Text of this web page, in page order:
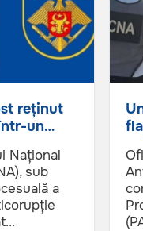
reținut
un
Național
sub
a